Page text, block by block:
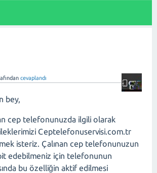
cevaplandı
bey,
cep telefonunuzda ilgili olarak
Ceptelefonuservisi.com.tr
isteriz. Çalınan cep telefonunuzun
edebilmeniz için telefonunun
bu özelliğin aktif edilmesi